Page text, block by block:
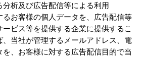
析及び広告配信等による利用
るお客様の個人データを、広告配信等
ビス等を提供する企業に提供するこ
、当社が管理するメールアドレス、電
、お客様に対する広告配信目的で当